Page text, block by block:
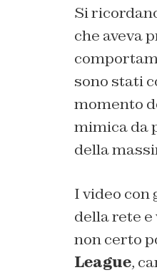
Si
che aveva
sono stati
momento
mimica da
della
I video
della rete
non certo
League,